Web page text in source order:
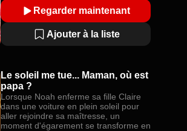
Regarder maintenant
Ajouter à la liste
Le soleil me tue... Maman, où est
papa ?
Lorsque Noah enferme sa fille Claire
dans une voiture en plein soleil pour
aller rejoindre sa maîtresse, un
moment d'égarement se transforme en